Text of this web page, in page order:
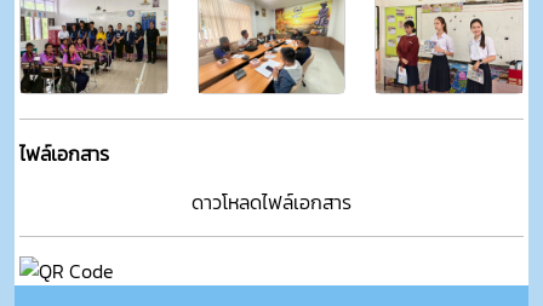
ไฟล์เอกสาร
ดาวโหลดไฟล์เอกสาร